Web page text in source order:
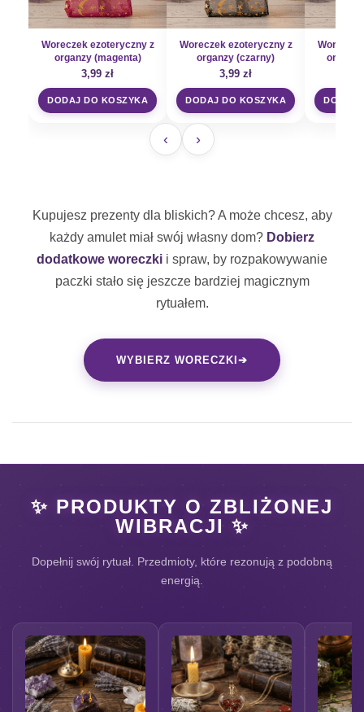
Woreczek ezoteryczny z
organzy (magenta)
3,99 zł
DODAJ DO KOSZYKA
Woreczek ezoteryczny z
organzy (czarny)
3,99 zł
DODAJ DO KOSZYKA DODAJ
‹ ›
Kupujesz prezenty dla bliskich? A może chcesz, aby
każdy amulet miał swój własny dom? Dobierz
dodatkowe woreczki i spraw, by rozpakowywanie
paczki stało się jeszcze bardziej magicznym
rytuałem.
WYBIERZ WORECZKI ➔
✨ PRODUKTY O ZBLIŻONEJ
WIBRACJI ✨
Dopełnij swój rytuał. Przedmioty, które rezonują z podobną
energią.